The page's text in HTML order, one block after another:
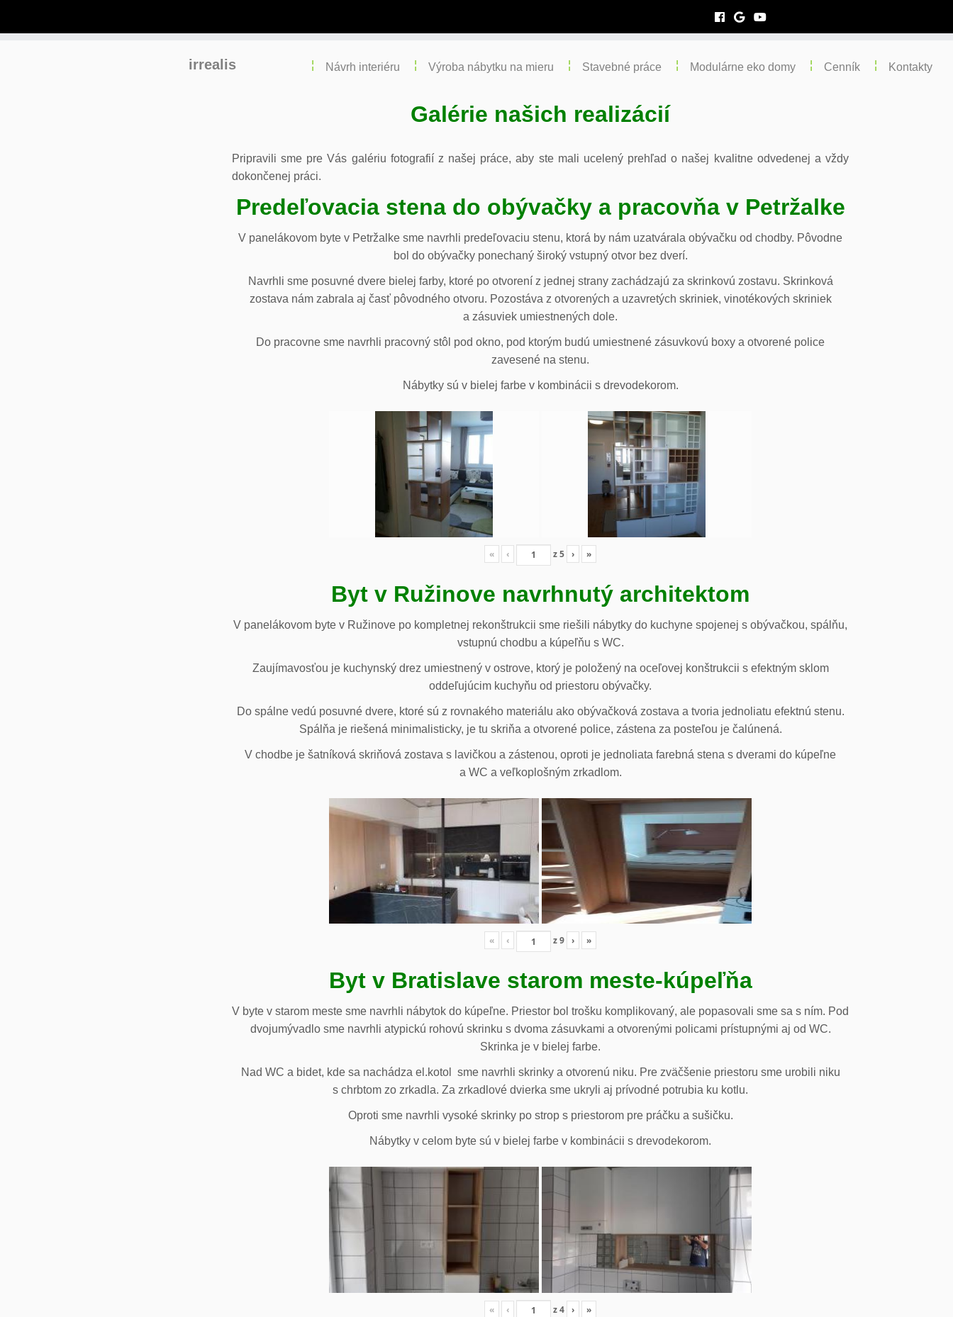
irrealis Návrh interiéru Výroba nábytku na mieru Stavebné práce Modulárne eko domy Cenník Kontakty
Galérie našich realizácií
Pripravili sme pre Vás galériu fotografií z našej práce, aby ste mali ucelený prehľad o našej kvalitne odvedenej a vždy
dokončenej práci.
Predeľovacia stena do obývačky a pracovňa v Petržalke
V panelákovom byte v Petržalke sme navrhli predeľovaciu stenu, ktorá by nám uzatvárala obývačku od chodby. Pôvodne
bol do obývačky ponechaný široký vstupný otvor bez dverí.
Navrhli sme posuvné dvere bielej farby, ktoré po otvorení z jednej strany zachádzajú za skrinkovú zostavu. Skrinková
zostava nám zabrala aj časť pôvodného otvoru. Pozostáva z otvorených a uzavretých skriniek, vinotékových skriniek
a zásuviek umiestnených dole.
Do pracovne sme navrhli pracovný stôl pod okno, pod ktorým budú umiestnené zásuvkovú boxy a otvorené police
zavesené na stenu.
Nábytky sú v bielej farbe v kombinácii s drevodekorom.
« ‹ z5 › »
Byt v Ružinove navrhnutý architektom
V panelákovom byte v Ružinove po kompletnej rekonštrukcii sme riešili nábytky do kuchyne spojenej s obývačkou, spálňu,
vstupnú chodbu a kúpeľňu s WC.
Zaujímavosťou je kuchynský drez umiestnený v ostrove, ktorý je položený na oceľovej konštrukcii s efektným sklom
oddeľujúcim kuchyňu od priestoru obývačky.
Do spálne vedú posuvné dvere, ktoré sú z rovnakého materiálu ako obývačková zostava a tvoria jednoliatu efektnú stenu.
Spálňa je riešená minimalisticky, je tu skriňa a otvorené police, zástena za posteľou je čalúnená.
V chodbe je šatníková skriňová zostava s lavičkou a zástenou, oproti je jednoliata farebná stena s dverami do kúpeľne
a WC a veľkoplošným zrkadlom.
« ‹ z9 › »
Byt v Bratislave starom meste-kúpeľňa
V byte v starom meste sme navrhli nábytok do kúpeľne. Priestor bol trošku komplikovaný, ale popasovali sme sa s ním. Pod
dvojumývadlo sme navrhli atypickú rohovú skrinku s dvoma zásuvkami a otvorenými policami prístupnými aj od WC.
Skrinka je v bielej farbe.
Nad WC a bidet, kde sa nachádza el.kotol sme navrhli skrinky a otvorenú niku. Pre zväčšenie priestoru sme urobili niku
s chrbtom zo zrkadla. Za zrkadlové dvierka sme ukryli aj prívodné potrubia ku kotlu.
Oproti sme navrhli vysoké skrinky po strop s priestorom pre práčku a sušičku.
Nábytky v celom byte sú v bielej farbe v kombinácii s drevodekorom.
« ‹ z4 › »